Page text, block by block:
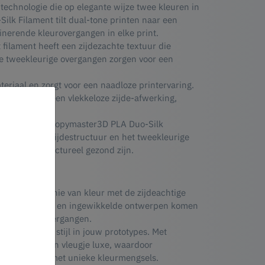
die op elegante wijze twee kleuren in
Filament tilt dual-tone printen naar een
kleurovergangen in elke print.
filament heeft een zijdezachte textuur die
overgangen zorgen voor een
en zorgt voor een naadloze printervaring.
prints met een vlekkeloze zijde-afwerking,
mm levert Copymaster3D PLA Duo-Silk
die de zijdestructuur en het tweekleurige
als structureel gezond zijn.
in een symfonie van kleur met de zijdeachtige
modellen en ingewikkelde ontwerpen komen
overgangen.
en stijl in jouw prototypes. Met
met een vleugje luxe, waardoor
opvallen met unieke kleurmengsels.